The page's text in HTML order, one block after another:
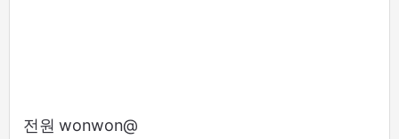
전원 wonwon@